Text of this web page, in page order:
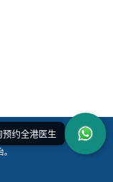
约全港医生